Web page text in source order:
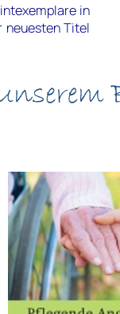
in
neuesten Titel